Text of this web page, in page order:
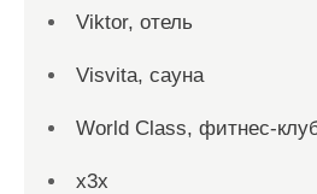
Viktor, отель
Visvita, сауна
World Class, фитнес-
x3x